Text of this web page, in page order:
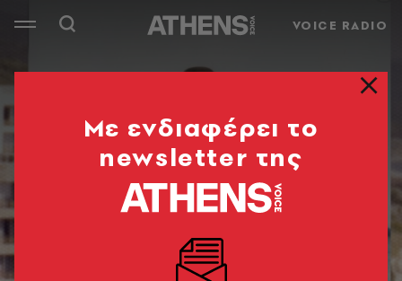
VOICE RADIO
Mε ενδιαφέρει το
newsletter της